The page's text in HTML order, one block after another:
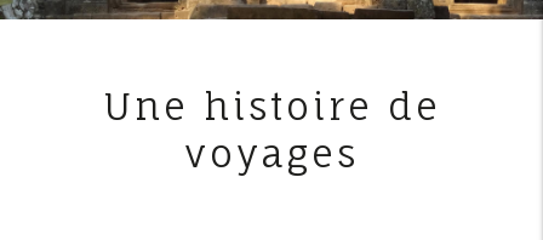
Une histoire de
voyages